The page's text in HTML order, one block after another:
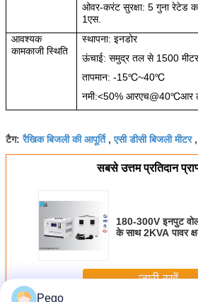
ओवर-करंट सुरक्षा: 5 गुना रेटेड
1एस.
आवश्यक
कामकाजी स्थिति
स्थापना: इनडोर
ऊंचाई: समुद्र तल से 1500
तापमान: -15℃~40℃
नमी:<50% आरएच@40℃आर
टैग:रैखिक बिजली की आपूर्ति,एसी डीसी बिजली मीटर
सबसे उत्तम प्रतिदान
180-300V इनपुट
के साथ 2KVA पावर
जारी रखें
Pego